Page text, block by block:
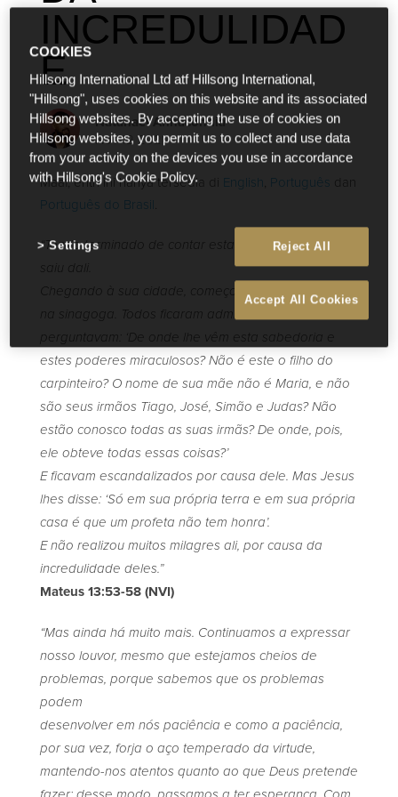
INCREDULIDAD
E
Natanael Annacondia
Nov 12 2021
Maaf, entri ini hanya tersedia di English, Português dan
Português do Brasil.
“Tendo terminado de contar estas parábolas, Jesus
saiu dali.
Chegando à sua cidade, começou a ensinar o povo
na sinagoga. Todos ficaram admirados e
perguntavam: ‘De onde lhe vêm esta sabedoria e
estes poderes miraculosos? Não é este o filho do
carpinteiro? O nome de sua mãe não é Maria, e não
são seus irmãos Tiago, José, Simão e Judas? Não
estão conosco todas as suas irmãs? De onde, pois,
ele obteve todas essas coisas?’
E ficavam escandalizados por causa dele. Mas Jesus
lhes disse: ‘Só em sua própria terra e em sua própria
casa é que um profeta não tem honra’.
E não realizou muitos milagres ali, por causa da
incredulidade deles.”
Mateus 13:53-58 (NVI)
“Mas ainda há muito mais. Continuamos a expressar
nosso louvor, mesmo que estejamos cheios de
problemas, porque sabemos que os problemas
podem
desenvolver em nós paciência e como a paciência,
por sua vez, forja o aço temperado da virtude,
mantendo-nos atentos quanto ao que Deus pretende
COOKIES
Hillsong International Ltd atf Hillsong International,
"Hillsong", uses cookies on this website and its associated
Hillsong websites. By accepting the use of cookies on
Hillsong websites, you permit us to collect and use data
from your activity on the devices you use in accordance
with Hillsong's Cookie Policy.
Reject All
Accept All Cookies
Settings